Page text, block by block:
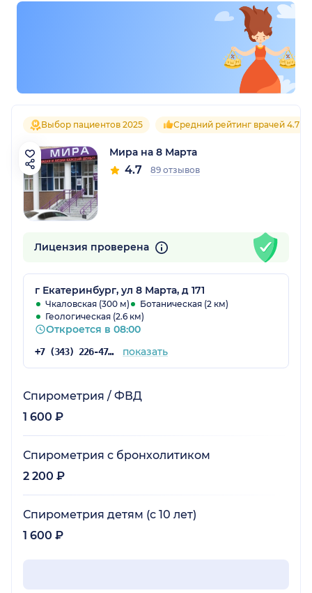
Выбор пациентов 2025 Средний рейтинг врачей 4.7
Мира на 8 Марта
4.7 89 отзывов
Лицензия проверена
г Екатеринбург, ул 8 Марта, д 171
Чкаловская (300 м)
Ботаническая (2 км)
Геологическая (2.6 км)
Откроется в 08:00
+7 (343) 226-47-61 показать
Спирометрия / ФВД
1 600 ₽
Спирометрия с бронхолитиком
2 200 ₽
Спирометрия детям (с 10 лет)
1 600 ₽